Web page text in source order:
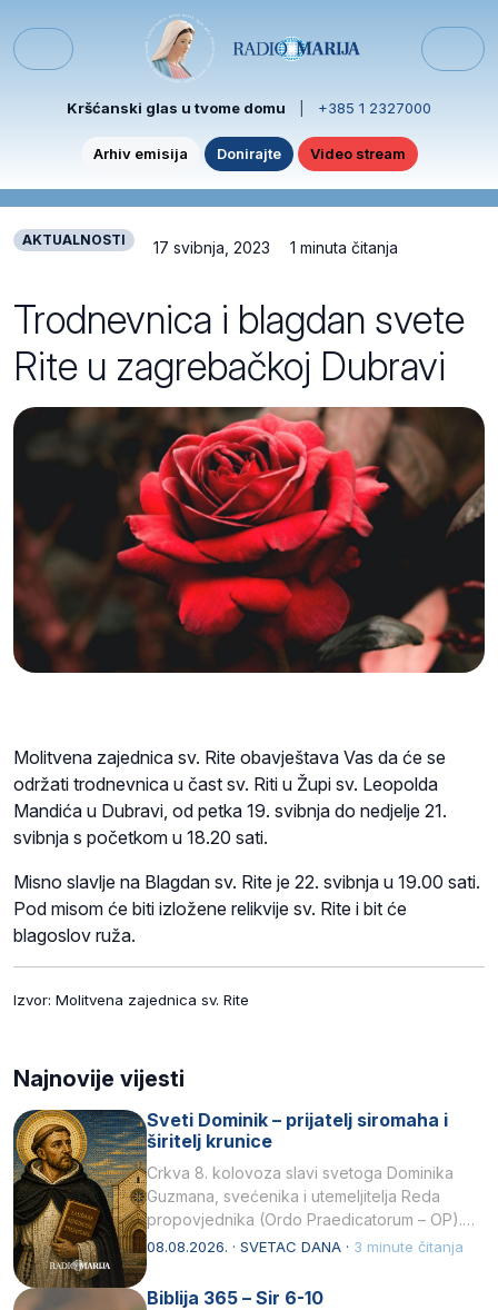
Menu
Kršćanski glas u tvome domu +385 1 2327000
Arhiv emisija Donirajte Video stream
AKTUALNOSTI 17 svibnja, 2023 1 minuta čitanja
Trodnevnica i blagdan svete
Rite u zagrebačkoj Dubravi
Molitvena zajednica sv. Rite obavještava Vas da će se
održati trodnevnica u čast sv. Riti u Župi sv. Leopolda
Mandića u Dubravi, od petka 19. svibnja do nedjelje 21.
svibnja s početkom u 18.20 sati.
Misno slavlje na Blagdan sv. Rite je 22. svibnja u 19.00 sati.
Pod misom će biti izložene relikvije sv. Rite i bit će
blagoslov ruža.
Izvor: Molitvena zajednica sv. Rite
Najnovije vijesti
Sveti Dominik – prijatelj siromaha i
širitelj krunice
Crkva 8. kolovoza slavi svetoga Dominika
Guzmana, svećenika i utemeljitelja Reda
propovjednika (Ordo Praedicatorum – OP).
Svojim životom, dubokom ljubavlju prema
08.08.2026. · SVETAC DANA · 3 minute čitanja
Biblija 365 – Sir 6-10